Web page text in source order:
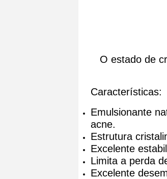
O estado de
Características:
Emulsionante
acne.
Estrutura
Excelente
Limita a perda
Excelente